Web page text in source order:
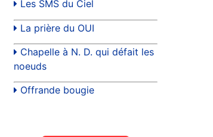
Les SMS du Ciel
La prière du OUI
Chapelle à N. D. qui défait les
noeuds
Offrande bougie